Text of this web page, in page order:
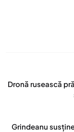
Dronă rusească
Grindeanu